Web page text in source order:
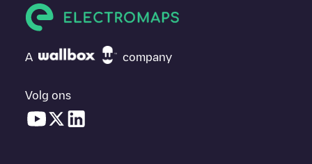
A company
Volg ons